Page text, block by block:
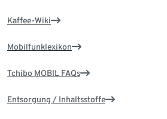
Kaffee-Wiki
Mobilfunklexikon
Tchibo MOBIL FAQs
Entsorgung / Inhaltsstoffe